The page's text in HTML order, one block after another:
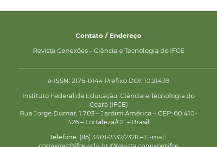
Contato / Endereço
Revista Conexões – Ciência e Tecnologia do IFCE
e-ISSN: 2176-0144 Prefixo DOI: 10.21439
Instituto Federal de Educação, Ciência e Tecnologia do
Ceará (IFCE)
Rua Jorge Dumar, 1.703 – Jardim América – CEP: 60.410-
426 – Fortaleza/CE – Brasil
Telefone: (85) 3401-2332/2328 – E-mail: